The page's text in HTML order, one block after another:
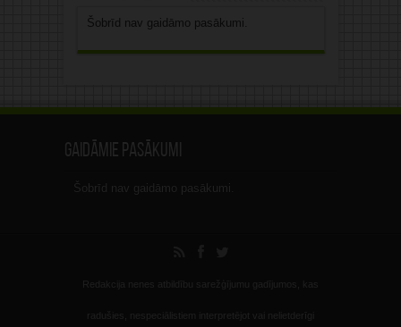
Šobrīd nav gaidāmo pasākumi.
Gaidāmie pasākumi
Šobrīd nav gaidāmo pasākumi.